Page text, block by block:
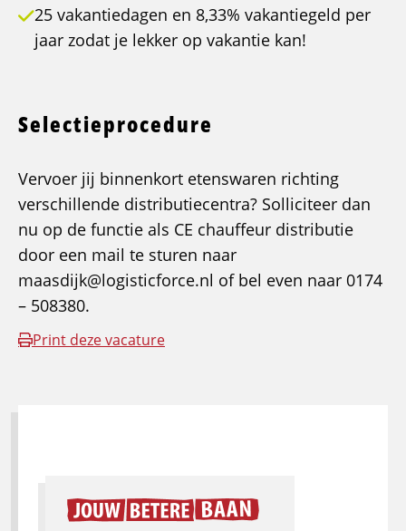
25 vakantiedagen en 8,33% vakantiegeld per
jaar zodat je lekker op vakantie kan!
Selectieprocedure
Vervoer jij binnenkort etenswaren richting
verschillende distributiecentra? Solliciteer dan
nu op de functie als CE chauffeur distributie
door een mail te sturen naar
maasdijk@logisticforce.nl of bel even naar 0174
– 508380.
Print deze vacature